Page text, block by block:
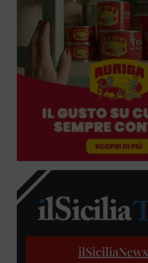
ilSiciliaNews